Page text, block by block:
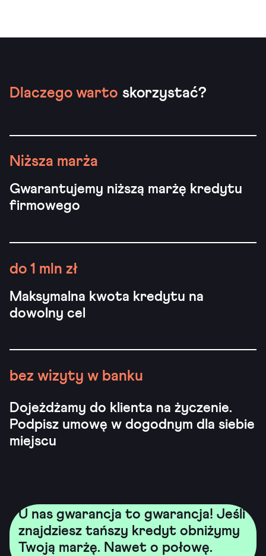
Dlaczego warto skorzystać?
Niższa marża
Gwarantujemy niższą marżę kredytu
firmowego
do 1 mln zł
Maksymalna kwota kredytu na
dowolny cel
bez wizyty w banku
Dojeżdżamy do klienta na życzenie.
Podpisz umowę w dogodnym dla siebie
miejscu
U nas gwarancja to gwarancja! Jeśli
znajdziesz tańszy kredyt obniżymy
Twoją marżę. Nawet o połowę.